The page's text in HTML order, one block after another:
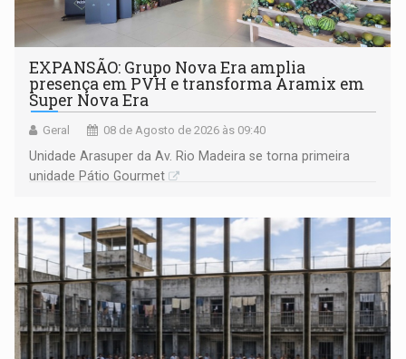
EXPANSÃO: Grupo Nova Era amplia
presença em PVH e transforma Aramix em
Super Nova Era
Geral 08 de Agosto de 2026 às 09:40
Unidade Arasuper da Av. Rio Madeira se torna primeira
unidade Pátio Gourmet